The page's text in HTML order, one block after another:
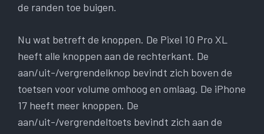
de randen toe buigen.
Nu wat betreft de knoppen. De Pixel 10 Pro XL
heeft alle knoppen aan de rechterkant. De
aan/uit-/vergrendelknop bevindt zich boven de
toetsen voor volume omhoog en omlaag. De iPhone
17 heeft meer knoppen. De
aan/uit-/vergrendeltoets bevindt zich aan de